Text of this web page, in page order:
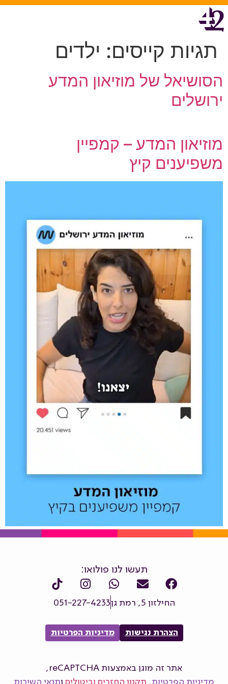
תגיות קייסים: ילדים
הסושיאל של מוזיאון המדע
ירושלים
מוזיאון המדע – קמפיין
משפיענים קיץ
תעשו לנו פולואו:
החילזון 5, רמת גן 051-227-4233
הצהרת נגישות מדיניות הפרטיות
אתר זה מוגן באמצעות reCAPTCHA,
מדיניות הפרטיות, תקנון החזרים וביטולים ותנאי השירות